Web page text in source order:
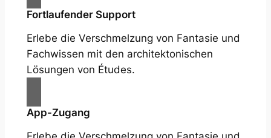
Fortlaufender Support
Erlebe die Verschmelzung von Fantasie und
Fachwissen mit den architektonischen
Lösungen von Études.
App-Zugang